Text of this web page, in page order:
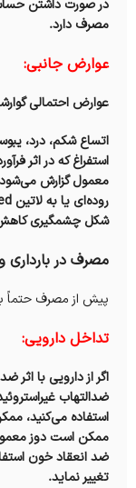
در صورت داشتن
مصرف‌ دارد.
عوارض جانبی:
عوارض احتمالی
اتساع شکم، درد،
معمول گزارش
شکل چشمگیری
مصرف‌ در بارداری
پیش از مصرف‌ حتماً
تداخل دارویی:
ضدالتهاب
استفاده می‌کنید،
ممکن است دوز
ضد انعقاد خون
تغییر نماید.